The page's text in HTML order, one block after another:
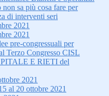
sa più cosa fare per
di interventi seri
2021
2021
pre-congressuali per
Terzo Congresso CISL
E RIETI del
2021
al 20 ottobre 2021